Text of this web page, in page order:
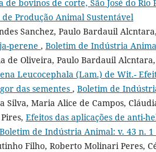
bovinos de corte, São José do Rio
Produção Animal Sustentável
Sanchez, Paulo Bardauil Alcntara,
perene , Boletim de Indústria
de Oliveira, Paulo Bardauil
Leucocephala (Lam.) de Wit.-
das sementes , Boletim de
Silva, Maria Alice de Campos,
Efeitos das aplicações de anti-
Boletim de Indústria Animal: v. 43 n. 1
Filho, Roberto Molinari Peres,